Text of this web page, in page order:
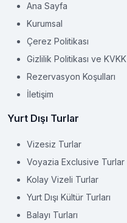
Ana Sayfa
Kurumsal
Çerez Politikası
Gizlilik Politikası ve KVKK
Rezervasyon Koşulları
İletişim
Yurt Dışı Turlar
Vizesiz Turlar
Voyazia Exclusive Turlar
Kolay Vizeli Turlar
Yurt Dışı Kültür Turları
Balayı Turları